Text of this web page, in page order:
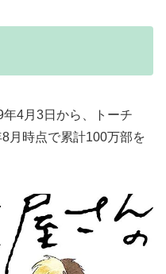
年4月3日から、トーチ
月時点で累計100万部を